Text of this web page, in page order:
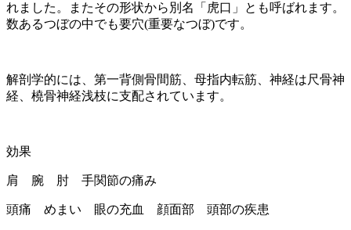
れました。またその形状から別名「虎口」とも呼ばれます。
数あるつぼの中でも要穴(重要なつぼ)です。
解剖学的には、第一背側骨間筋、母指内転筋、神経は尺骨神
経、橈骨神経浅枝に支配されています。
効果
肩 腕 肘 手関節の痛み
頭痛 めまい 眼の充血 顔面部 頭部の疾患